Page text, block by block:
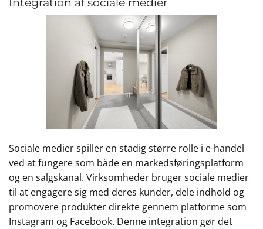
Sociale medier spiller en stadig større rolle i e-handel
ved at fungere som både en markedsføringsplatform
og en salgskanal. Virksomheder bruger sociale medier
til at engagere sig med deres kunder, dele indhold og
promovere produkter direkte gennem platforme som
Instagram og Facebook. Denne integration gør det